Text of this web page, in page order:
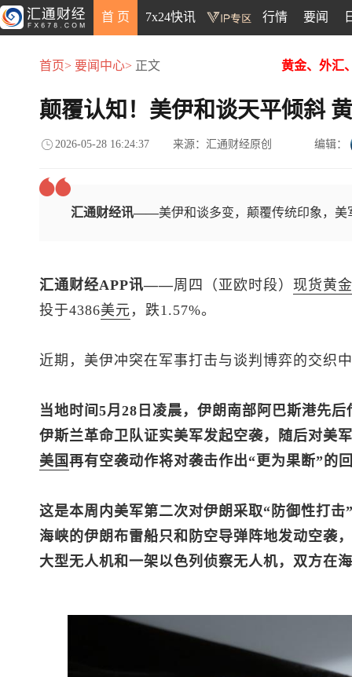
首 页 7x24快讯 行情 要闻
首页> 要闻中心> 正文 黄金、外汇
颠覆认知！美伊和谈天平倾斜
2026-05-28 16:24:37 来源：汇通财经原创 编辑：
汇通财经讯——美伊和谈多变，颠覆传统印象，美
汇通财经APP讯——周四（亚欧时段） 现货黄金
投于4386美元 ，跌1.57%。
近期，美伊冲突在军事打击与谈判博弈的交织
当地时间5月28日凌晨，伊朗南部阿巴斯港先
伊斯兰革命卫队证实美军发起空袭，随后对美
美国 再有空袭动作将对袭击作出“更为果断”的
这是本周内美军第二次对伊朗采取“防御性打
海峡的伊朗布雷船只和防空导弹阵地发动空袭
大型无人机和一架以色列侦察无人机，双方在